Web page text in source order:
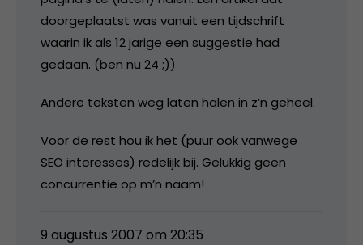
doorgeplaatst was vanuit een tijdschrift
waarin ik als 12 jarige een suggestie had
gedaan. (ben nu 24 ;))
Andere teksten weg laten halen in z’n geheel.
Voor de rest hou ik het (puur ook vanwege
SEO interesses) redelijk bij. Gelukkig geen
concurrentie op m’n naam!
9 augustus 2007 om 20:35